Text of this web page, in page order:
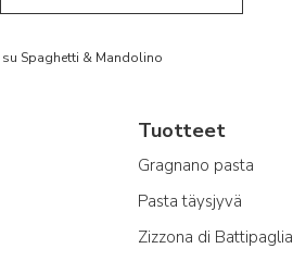
Spaghetti & Mandolino
Tuotteet
Gragnano pasta
Pasta täysjyvä
Zizzona di Battipaglia